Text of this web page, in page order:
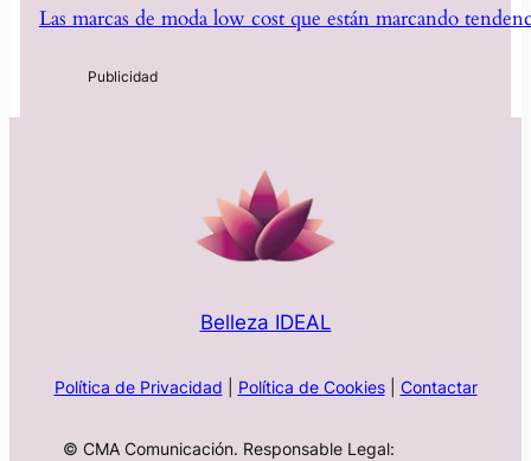
Las marcas de moda low cost que están marcando
Belleza IDEAL
Política de Privacidad Política de Cookies| Contactar
© CMA Comunicación. Responsable Legal: